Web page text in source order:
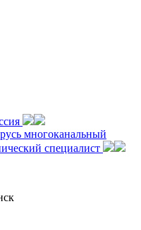
многоканальный
специалист